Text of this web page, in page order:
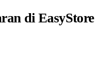
di EasyStore